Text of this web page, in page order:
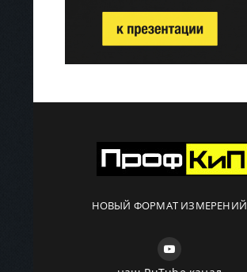
НОВЫЙ ФОРМАТ ИЗМЕРЕНИЙ